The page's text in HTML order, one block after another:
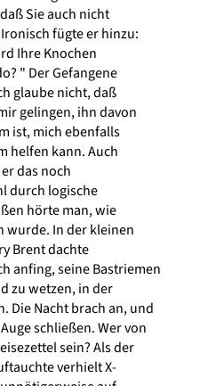
Sie auch nicht
fügte er hinzu:
Ihre Knochen
" Der Gefangene
glaube nicht, daß
gelingen, ihn davon
ist, mich ebenfalls
helfen kann. Auch
das noch
durch logische
hörte man, wie
wurde. In der kleinen
Brent dachte
anfing, seine Bastriemen
zu wetzen, in der
Die Nacht brach an, und
schließen. Wer von
sein? Als der
verhielt X-